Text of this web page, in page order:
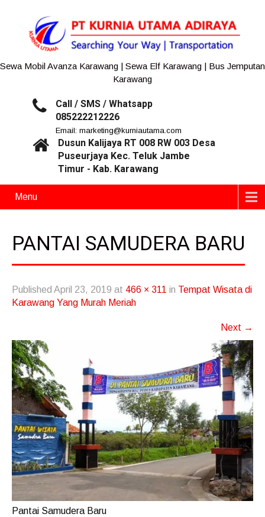
Sewa Mobil Avanza Karawang | Sewa Elf Karawang | Bus Jemputan
Karawang
Call / SMS / Whatsapp
085222212226
Email: marketing@kurniautama.com
Dusun Kalijaya RT 008 RW 003 Desa
Puseurjaya Kec. Teluk Jambe
Timur - Kab. Karawang
Menu
PANTAI SAMUDERA BARU
Published April 23, 2019 at 466 × 311 in Tempat Wisata di
Karawang Yang Murah Meriah
Next →
Pantai Samudera Baru